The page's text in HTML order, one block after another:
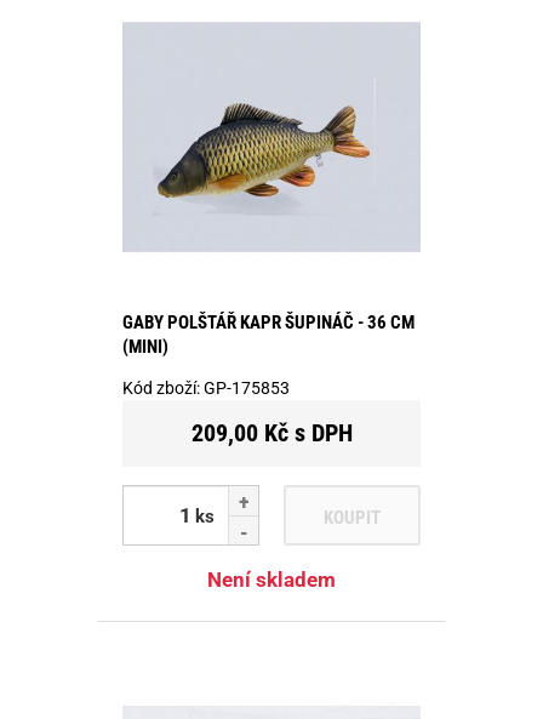
GABY POLŠTÁŘ KAPR ŠUPINÁČ - 36 CM
(MINI)
Kód zboží:GP-175853
209,00 Kč s DPH
ks KOUPIT
Není skladem